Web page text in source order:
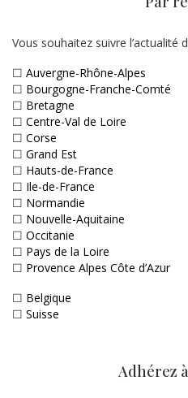
Vous souhaitez suivre l’actualité
☐ Auvergne-Rhône-Alpes
☐ Bourgogne-Franche-Comté
☐ Bretagne
☐ Centre-Val de Loire
☐ Corse
☐ Grand Est
☐ Hauts-de-France
☐ Ile-de-France
☐ Normandie
☐ Nouvelle-Aquitaine
☐ Occitanie
☐ Pays de la Loire
☐ Provence Alpes Côte d’Azur
☐ Belgique
☐ Suisse
Adhérez